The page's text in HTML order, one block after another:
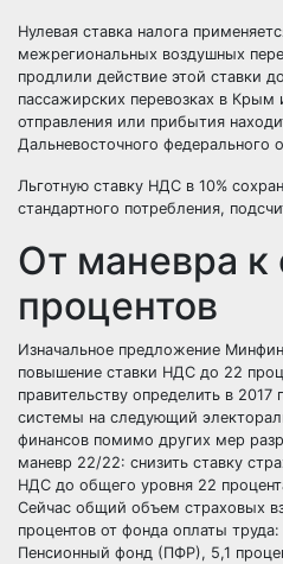
Нулевая ставка налога
межрегиональных воздушных
продлили действие этой ставки
пассажирских перевозках в Крым
отправления или прибытия
Дальневосточного федерального
Льготную ставку НДС в 10%
стандартного потребления,
От маневра к
процентов
Изначальное предложение
повышение ставки НДС до 22
правительству определить в 2017
системы на следующий
финансов помимо других мер
маневр 22/22: снизить ставку
НДС до общего уровня 22
Сейчас общий объем страховых
процентов от фонда оплаты
Пенсионный фонд (ПФР), 5,1